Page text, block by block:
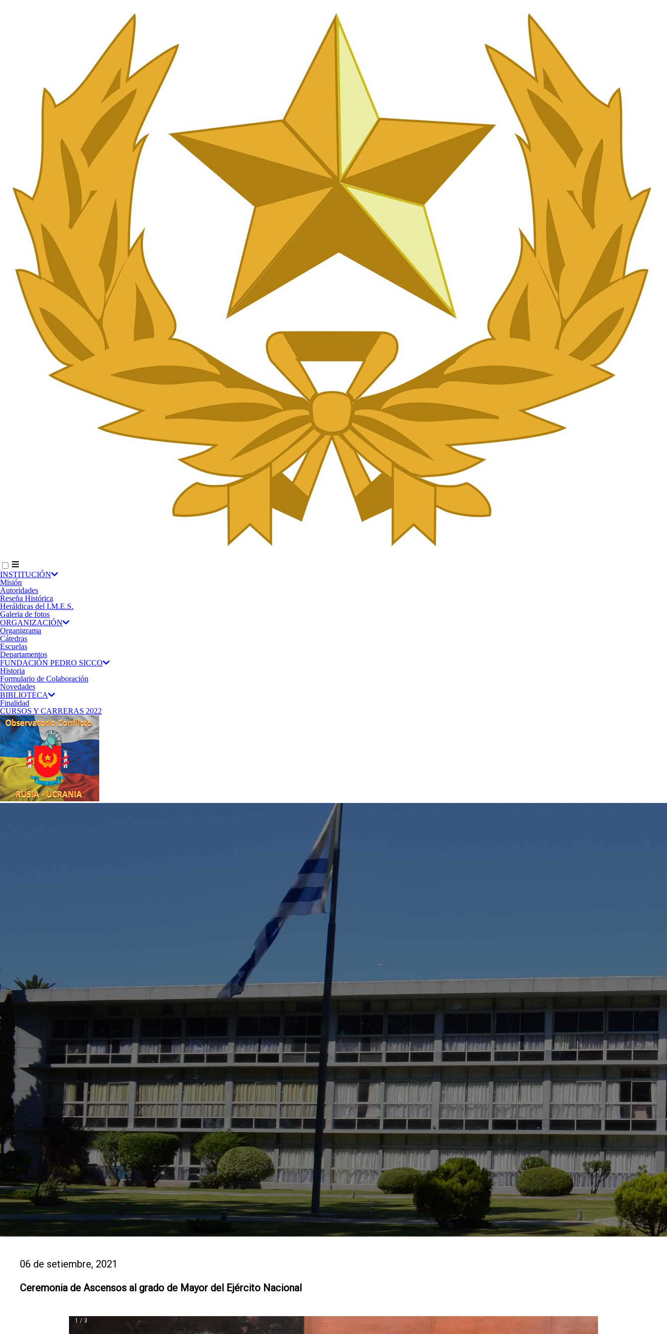
INSTITUCIÓN
Misión
Autoridades
Reseña Histórica
Heráldicas del I.M.E.S.
Galeria de fotos
ORGANIZACIÓN
Organigrama
Cátedras
Escuelas
Departamentos
FUNDACIÓN PEDRO SICCO
Historia
Formulario de Colaboración
Novedades
BIBLIOTECA
Finalidad
CURSOS Y CARRERAS 2022
06 de setiembre, 2021
Ceremonia de Ascensos al grado de Mayor del Ejército Nacional
1 / 3